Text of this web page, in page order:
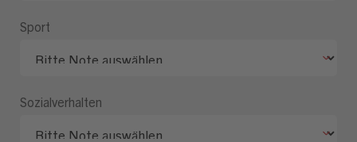
Sport
Sozialverhalten